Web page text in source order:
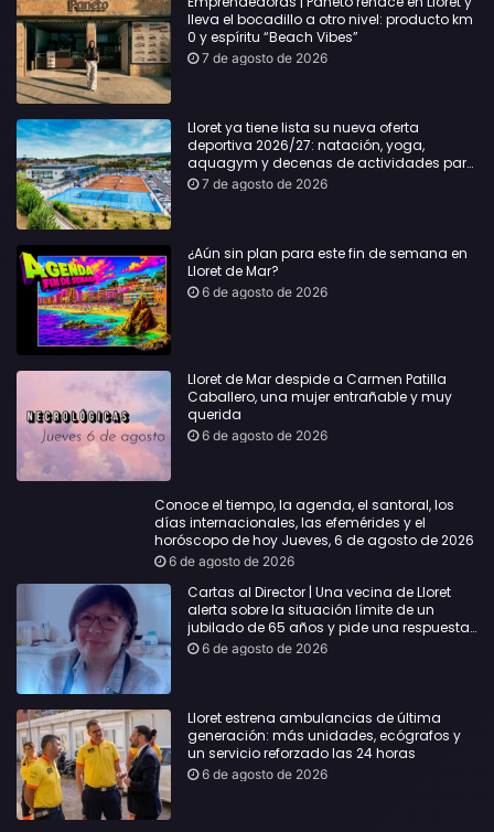
lleva el bocadillo a otro nivel: producto km
0 y espíritu “Beach Vibes”
7 de agosto de 2026
Lloret ya tiene lista su nueva oferta
deportiva 2026/27: natación, yoga,
aquagym y decenas de actividades para
todas las edades
7 de agosto de 2026
¿Aún sin plan para este fin de semana en
Lloret de Mar?
6 de agosto de 2026
Lloret de Mar despide a Carmen Patilla
Caballero, una mujer entrañable y muy
querida
6 de agosto de 2026
Conoce el tiempo, la agenda, el santoral, los
días internacionales, las efemérides y el
horóscopo de hoy Jueves, 6 de agosto de 2026
6 de agosto de 2026
Cartas al Director | Una vecina de Lloret
alerta sobre la situación límite de un
jubilado de 65 años y pide una respuesta
urgente
6 de agosto de 2026
Lloret estrena ambulancias de última
generación: más unidades, ecógrafos y
un servicio reforzado las 24 horas
6 de agosto de 2026